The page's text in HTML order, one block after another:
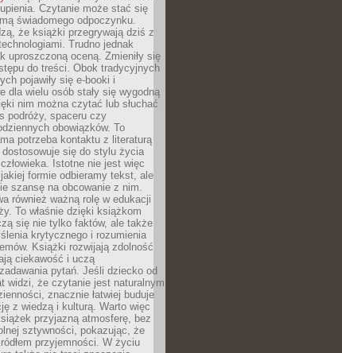
Czytanie może stać się
świadomego odpoczynku.
że książki przegrywają dziś z
Trudno jednak
uproszczoną oceną. Zmieniły się
do treści. Obok tradycyjnych
pojawiły się e-booki i
dla wielu osób stały się wygodną
nim można czytać lub słuchać
podróży, spaceru czy
obowiązków. To
potrzeba kontaktu z literaturą
się do stylu życia
Istotne nie jest więc
formie odbieramy tekst, ale
szansę na obcowanie z nim.
również ważną rolę w edukacji
To właśnie dzięki książkom
się nie tylko faktów, ale także
krytycznego i rozumienia
Książki rozwijają zdolność
ciekawość i uczą
pytań. Jeśli dziecko od
widzi, że czytanie jest naturalnym
znacznie łatwiej buduje
z wiedzą i kulturą. Warto więc
przyjazną atmosferę, bez
sztywności, pokazując, że
przyjemności. W życiu